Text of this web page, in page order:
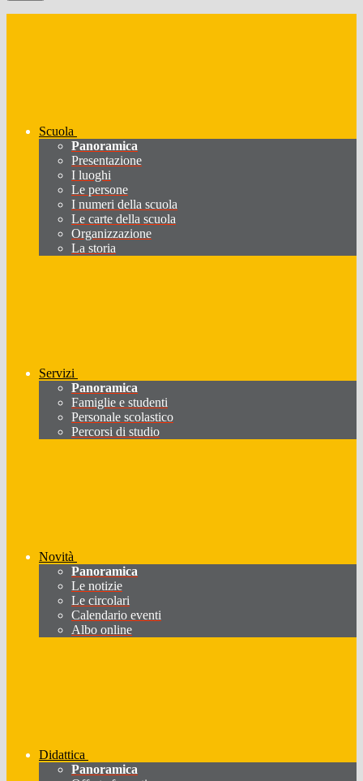
Scuola
Panoramica
Presentazione
I luoghi
Le persone
I numeri della scuola
Le carte della scuola
Organizzazione
La storia
Servizi
Panoramica
Famiglie e studenti
Personale scolastico
Percorsi di studio
Novità
Panoramica
Le notizie
Le circolari
Calendario eventi
Albo online
Didattica
Panoramica